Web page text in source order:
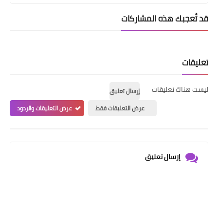
قد تُعجبك هذه المشاركات
تعليقات
ليست هناك تعليقات
إرسال تعليق
عرض التعليقات فقط
عرض التعليقات والردود
إرسال تعليق